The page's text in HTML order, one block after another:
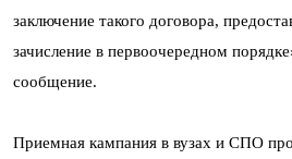
заключение такого договора,
зачисление в первоочередном
сообщение.
Приемная кампания в вузах и СПО